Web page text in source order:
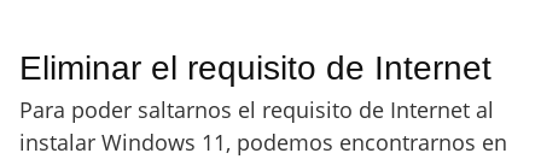
Eliminar el requisito de Internet
Para poder saltarnos el requisito de Internet al
instalar Windows 11, podemos encontrarnos en